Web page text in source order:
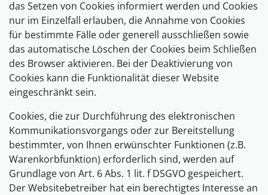
das Setzen von Cookies informiert werden und Cookies
nur im Einzelfall erlauben, die Annahme von Cookies
für bestimmte Fälle oder generell ausschließen sowie
das automatische Löschen der Cookies beim Schließen
des Browser aktivieren. Bei der Deaktivierung von
Cookies kann die Funktionalität dieser Website
eingeschränkt sein.
Cookies, die zur Durchführung des elektronischen
Kommunikationsvorgangs oder zur Bereitstellung
bestimmter, von Ihnen erwünschter Funktionen (z.B.
Warenkorbfunktion) erforderlich sind, werden auf
Grundlage von Art. 6 Abs. 1 lit. f DSGVO gespeichert.
Der Websitebetreiber hat ein berechtigtes Interesse an